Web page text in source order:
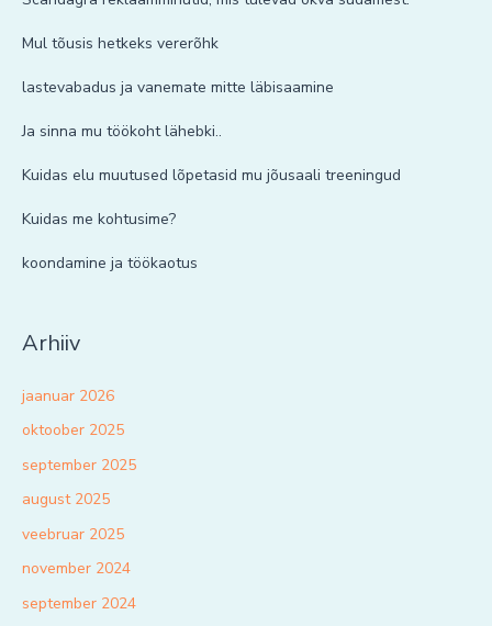
Mul tõusis hetkeks vererõhk
lastevabadus ja vanemate mitte läbisaamine
Ja sinna mu töökoht lähebki..
Kuidas elu muutused lõpetasid mu jõusaali treeningud
Kuidas me kohtusime?
koondamine ja töökaotus
Arhiiv
jaanuar 2026
oktoober 2025
september 2025
august 2025
veebruar 2025
november 2024
september 2024